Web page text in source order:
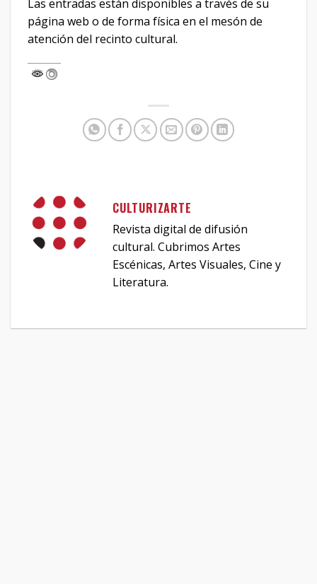
Las entradas están disponibles a través de su
página web o de forma física en el mesón de
atención del recinto cultural.
CULTURIZARTE
Revista digital de difusión
cultural. Cubrimos Artes
Escénicas, Artes Visuales, Cine y
Literatura.